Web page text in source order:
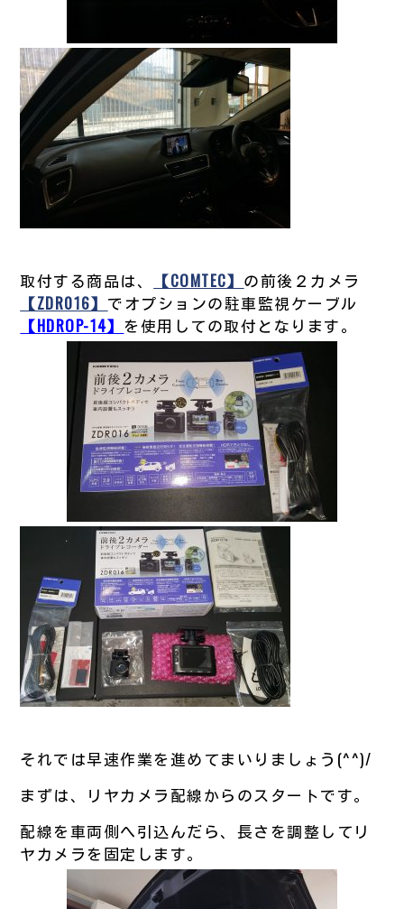
取付する商品は、 【COMTEC】 の前後２カメラ
【ZDR016】 でオプションの駐車監視ケーブル
【HDROP-14】 を使用しての取付となります。
それでは早速作業を進めてまいりましょう(^^)/
まずは、リヤカメラ配線からのスタートです。
配線を車両側へ引込んだら、長さを調整してリ
ヤカメラを固定します。